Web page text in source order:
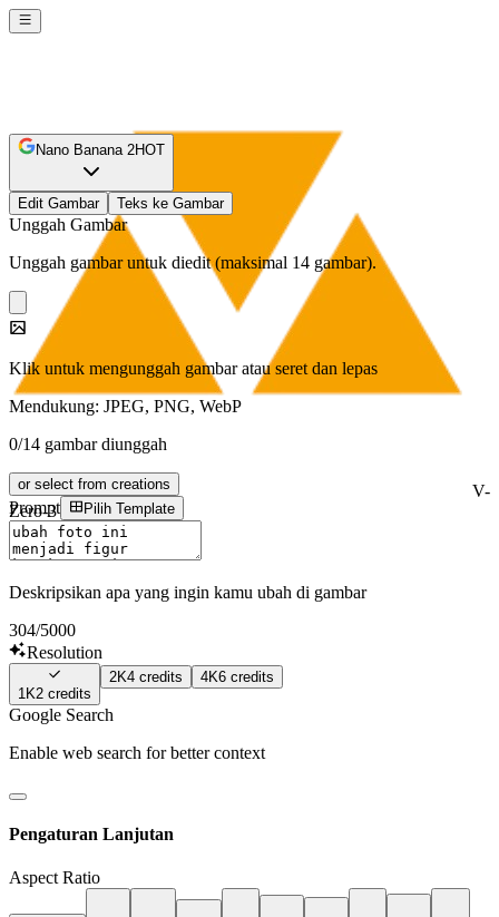
V-
Zero-3 AI
Sign In
Nano Banana 2HOT
Edit Gambar Teks ke Gambar
Unggah Gambar
Unggah gambar untuk diedit (maksimal 14 gambar).
Klik untuk mengunggah gambar atau seret dan lepas
Mendukung: JPEG, PNG, WebP
0/14 gambar diunggah
or select from creations
Prompt Pilih Template
Deskripsikan apa yang ingin kamu ubah di gambar
304/5000
Resolution
1K2 credits
2K4 credits 4K6 credits
Google Search
Enable web search for better context
Pengaturan Lanjutan
Aspect Ratio